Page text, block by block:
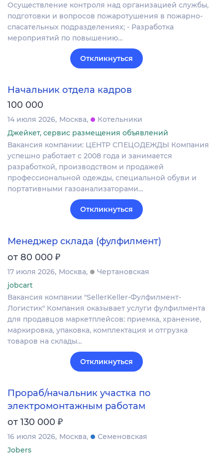
Осуществление контроля над организацией службы,
подготовки и вопросов пожаротушения в пожарно-
спасательных подразделениях; - Разработка
мероприятий по повышению…
Откликнуться
Начальник отдела кадров
100 000
14 июля 2026 Москва
Котельники
Джейкет, сервис размещения объявлений
Вакансия компании: ЦЕНТР СПЕЦОДЕЖДЫ Компания
успешно работает с 2008 года и занимается
разработкой, производством и продажей
профессиональной одежды, специальной обуви и
портативными газоанализаторами…
Откликнуться
Менеджер склада (фулфилмент)
от 80 000 ₽
17 июля 2026 Москва
Чертановская
jobcart
Вакансия компании "SellerKeller-Фулфилмент-
Логистик" Компания оказывает услуги фулфилмента
для продавцов маркетплейсов: приемка, хранение,
маркировка, упаковка, комплектация и отгрузка
товаров на склады…
Откликнуться
Прораб/начальник участка по
электромонтажным работам
от 130 000 ₽
16 июля 2026 Москва
Семеновская
Jobers